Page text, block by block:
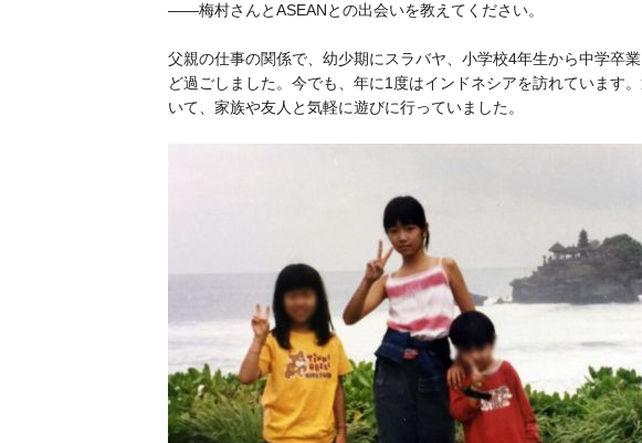
——梅村さんとASEANとの出会いを教えてください。
父親の仕事の関係で、幼少期にスラバヤ、小学校4年生から中学卒
ど過ごしました。今でも、年に1度はインドネシアを訪れています
いて、家族や友人と気軽に遊びに行っていました。